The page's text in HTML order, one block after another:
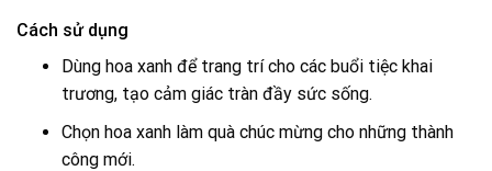
Cách sử dụng
Dùng hoa xanh để trang trí cho các buổi tiệc khai
trương, tạo cảm giác tràn đầy sức sống.
Chọn hoa xanh làm quà chúc mừng cho những thành
công mới.